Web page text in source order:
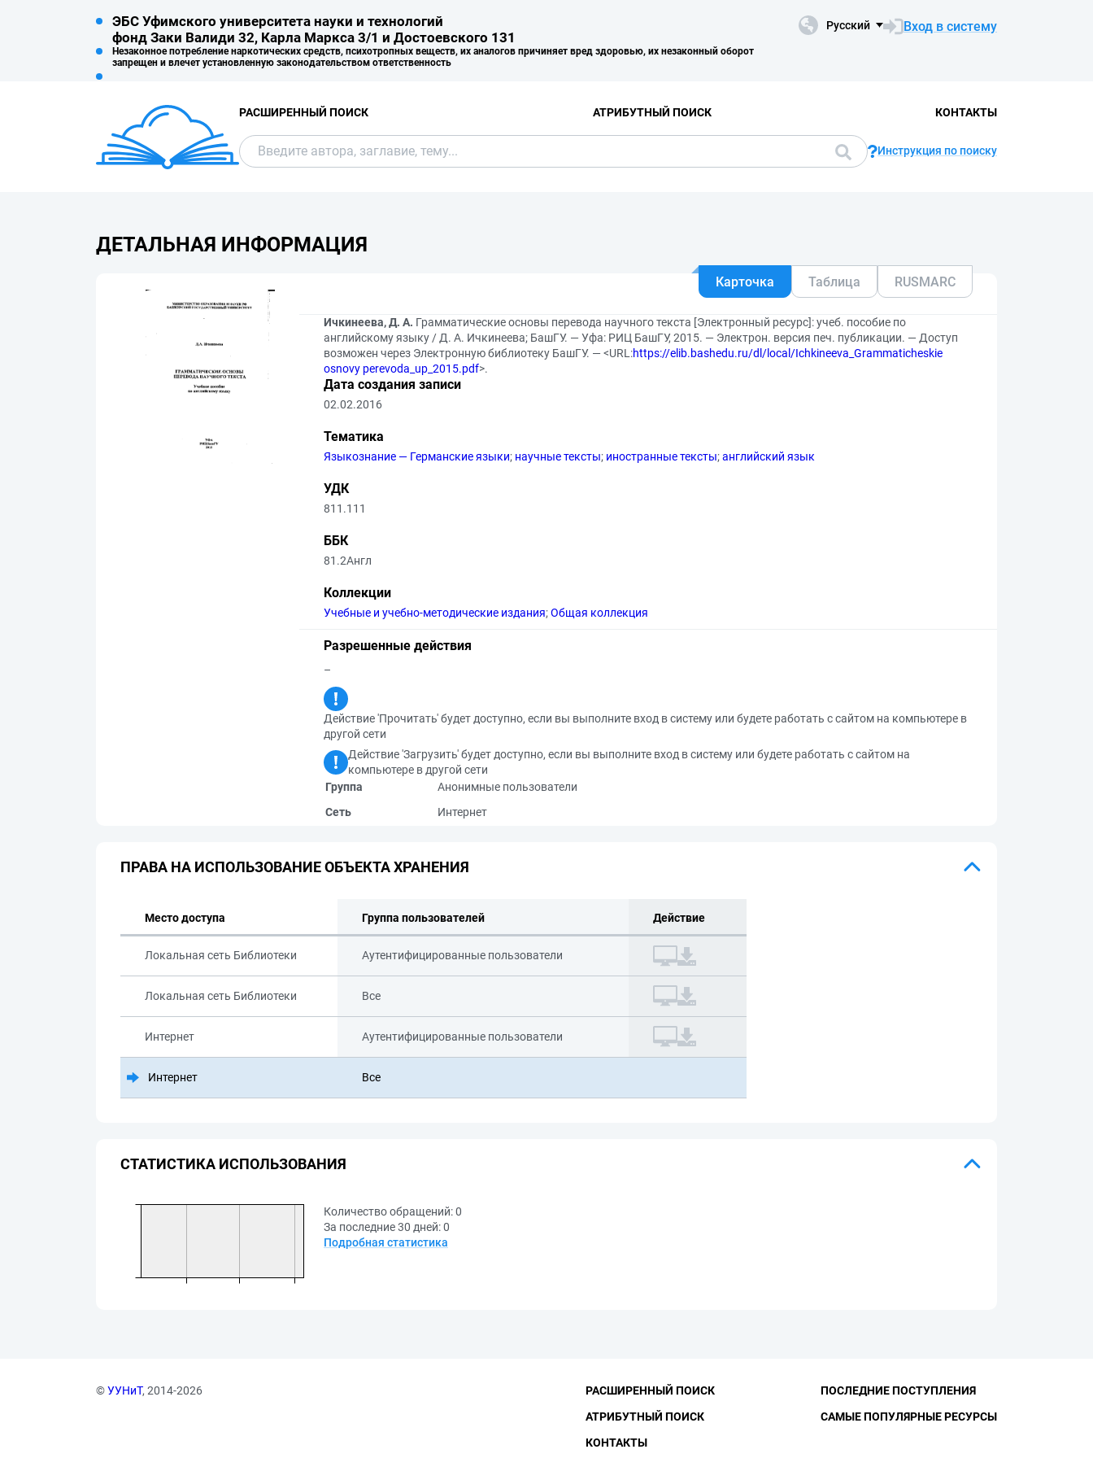
ЭБС Уфимского университета науки и технологий
фонд Заки Валиди 32, Карла Маркса 3/1 и Достоевского 131
Незаконное потребление наркотических средств, психотропных веществ, их аналогов причиняет вред здоровью, их незаконный оборот
запрещен и влечет установленную законодательством ответственность
Русский Вход в систему
РАСШИРЕННЫЙ ПОИСК АТРИБУТНЫЙ ПОИСК КОНТАКТЫ
Инструкция по поиску
ДЕТАЛЬНАЯ ИНФОРМАЦИЯ
Карточка Таблица RUSMARC
Ичкинеева, Д. А. Грамматические основы перевода научного текста [Электронный ресурс]: учеб. пособие по
английскому языку / Д. А. Ичкинеева; БашГУ. — Уфа: РИЦ БашГУ, 2015. — Электрон. версия печ. публикации. — Доступ
возможен через Электронную библиотеку БашГУ. — <URL:https://elib.bashedu.ru/dl/local/Ichkineeva_Grammaticheskie
osnovy perevoda_up_2015.pdf>.
Дата создания записи
02.02.2016
Тематика
Языкознание — Германские языки; научные тексты; иностранные тексты;английский язык
УДК
811.111
ББК
81.2Англ
Коллекции
Учебные и учебно-методические издания;Общая коллекция
Разрешенные действия
–
Действие 'Прочитать' будет доступно, если вы выполните вход в систему или будете работать с сайтом на компьютере в
другой сети
Действие 'Загрузить' будет доступно, если вы выполните вход в систему или будете работать с сайтом на
компьютере в другой сети
Группа
Анонимные пользователи
Сеть
Интернет
ПРАВА НА ИСПОЛЬЗОВАНИЕ ОБЪЕКТА ХРАНЕНИЯ
Место доступа Группа пользователей Действие
Локальная сеть Библиотеки Аутентифицированные пользователи
Локальная сеть Библиотеки Все
Интернет Аутентифицированные пользователи
Интернет Все
СТАТИСТИКА ИСПОЛЬЗОВАНИЯ
Количество обращений:0
За последние 30 дней:0
Подробная статистика
©УУНиТ, 2014-2026
РАСШИРЕННЫЙ ПОИСК
АТРИБУТНЫЙ ПОИСК
КОНТАКТЫ
ПОСЛЕДНИЕ ПОСТУПЛЕНИЯ
САМЫЕ ПОПУЛЯРНЫЕ РЕСУРСЫ